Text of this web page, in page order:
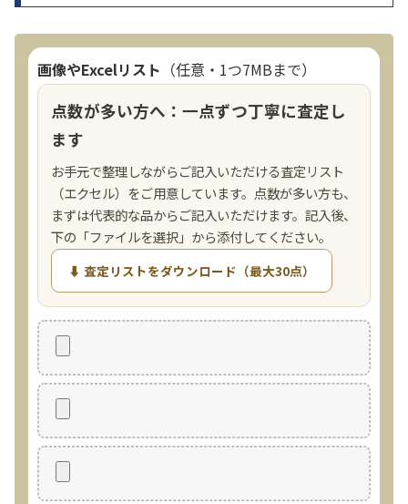
画像やExcelリスト （任意・1つ7MBまで）
点数が多い方へ：一点ずつ丁寧に査定し
ます
お手元で整理しながらご記入いただける査定リスト
（エクセル）をご用意しています。点数が多い方も、
まずは代表的な品からご記入いただけます。記入後、
下の「ファイルを選択」から添付してください。
⬇ 査定リストをダウンロード（最大30点）